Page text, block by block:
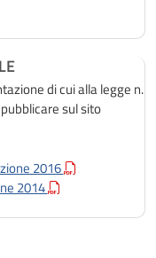
di cui alla legge n.
sul sito
2016
2014